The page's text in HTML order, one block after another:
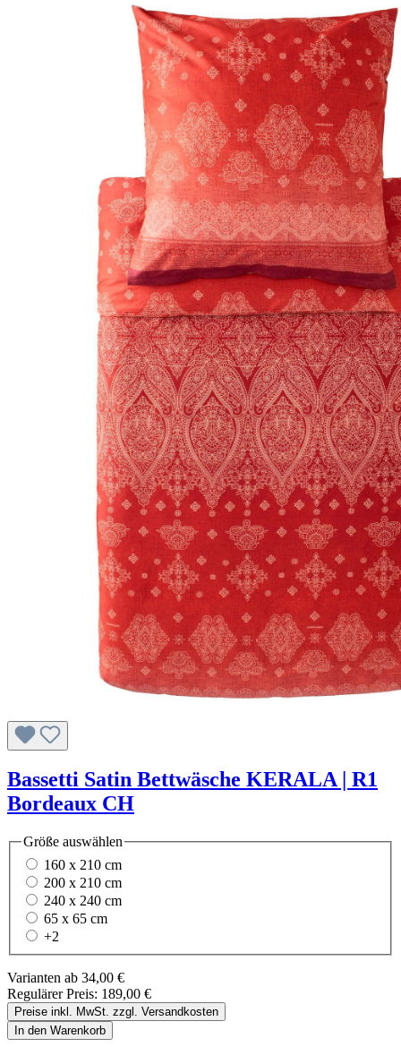
Bassetti Satin Bettwäsche KERALA | R1
Bordeaux CH
Größe auswählen
160 x 210 cm
200 x 210 cm
240 x 240 cm
65 x 65 cm
+2
Varianten ab 34,00 €
Regulärer Preis: 189,00 €
Preise inkl. MwSt. zzgl. Versandkosten
In den Warenkorb